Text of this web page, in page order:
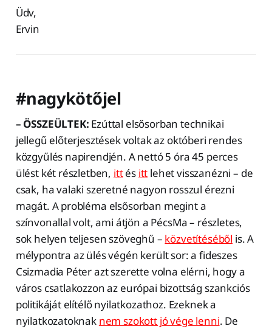
Üdv,
Ervin
#nagykötőjel
– ÖSSZEÜLTEK: Ezúttal elsősorban technikai
jellegű előterjesztések voltak az októberi rendes
közgyűlés napirendjén. A nettó 5 óra 45 perces
ülést két részletben, ittés itt lehet visszanézni – de
csak, ha valaki szeretné nagyon rosszul érezni
magát. A probléma elsősorban megint a
színvonallal volt, ami átjön a PécsMa – részletes,
sok helyen teljesen szöveghű – közvetítéséből is. A
mélypontra az ülés végén került sor: a fideszes
Csizmadia Péter azt szerette volna elérni, hogy a
város csatlakozzon az európai bizottság szankciós
politikáját elítélő nyilatkozathoz. Ezeknek a
nyilatkozatoknak nem szokott jó vége lenni. De